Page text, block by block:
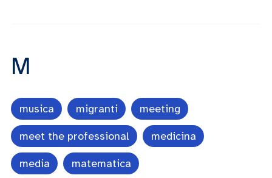
M
musica migranti meeting
meet the professional medicina
media matematica